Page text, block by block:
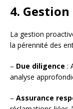
4.
La gestion
la pérennité des
– Due diligence :
analyse
– Assurance